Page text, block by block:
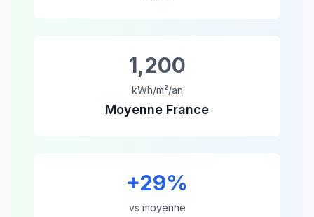
1,200
kWh/m²/an
Moyenne France
+29%
vs moyenne